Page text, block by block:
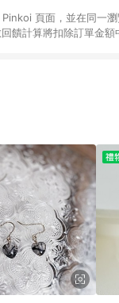
頁面，並在同一
饋計算將扣除訂單金
v4.6.0 / iOS
LINE 購物前往 Pinkoi